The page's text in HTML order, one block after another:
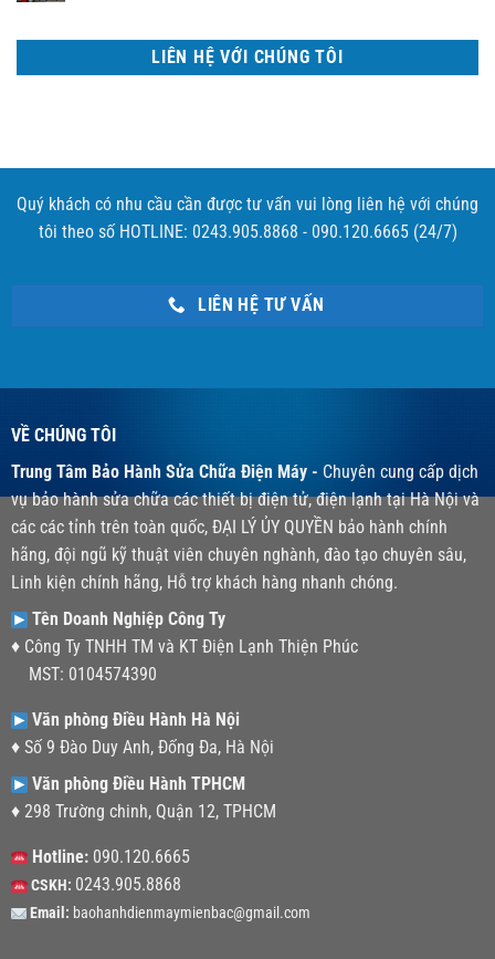
LIÊN HỆ VỚI CHÚNG TÔI
Quý khách có nhu cầu cần được tư vấn vui lòng liên hệ với chúng
tôi theo số HOTLINE: 0243.905.8868 - 090.120.6665 (24/7)
LIÊN HỆ TƯ VẤN
VỀ CHÚNG TÔI
Trung Tâm Bảo Hành Sửa Chữa Điện Máy - Chuyên cung cấp dịch
vụ bảo hành sửa chữa các thiết bị điện tử, điện lạnh tại Hà Nội và
các các tỉnh trên toàn quốc, ĐẠI LÝ ỦY QUYỀN bảo hành chính
hãng, đội ngũ kỹ thuật viên chuyên nghành, đào tạo chuyên sâu,
Linh kiện chính hãng, Hỗ trợ khách hàng nhanh chóng.
Tên Doanh Nghiệp Công Ty
♦ Công Ty TNHH TM và KT Điện Lạnh Thiện Phúc
MST: 0104574390
Văn phòng Điều Hành Hà Nội
♦ Số 9 Đào Duy Anh, Đống Đa, Hà Nội
Văn phòng Điều Hành TPHCM
♦ 298 Trường chinh, Quận 12, TPHCM
Hotline:090.120.6665
CSKH: 0243.905.8868
Email: baohanhdienmaymienbac@gmail.com